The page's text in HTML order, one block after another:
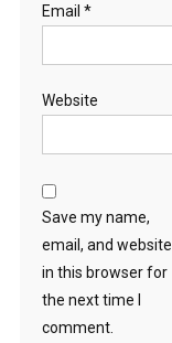
Email *
Website
Save my name,
email, and website
in this browser for
the next time I
comment.